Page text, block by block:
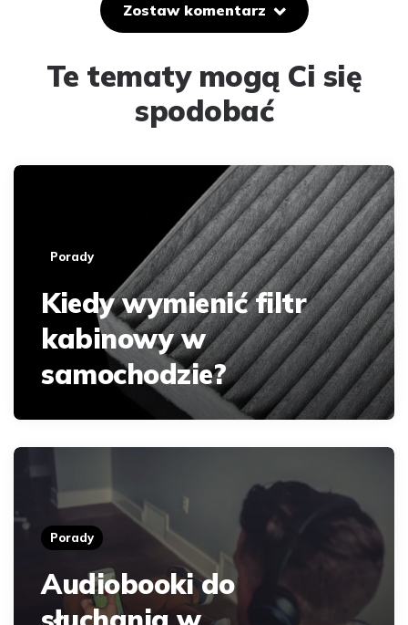
Zostaw komentarz
Te tematy mogą Ci się
spodobać
Porady
Kiedy wymienić filtr
kabinowy w
samochodzie?
Porady
Audiobooki do